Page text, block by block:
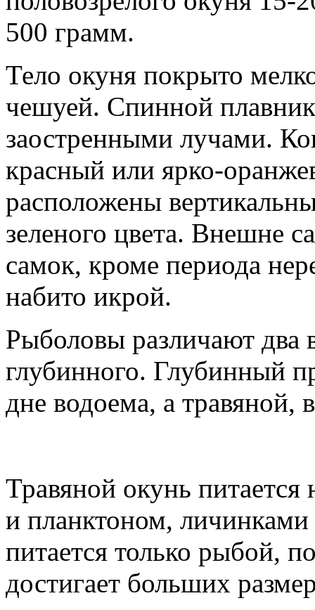
500 грамм.
Тело окуня покрыто
чешуей. Спинной
заостренными лучами.
красный или ярко-
расположены
зеленого цвета. Внешне
самок, кроме периода
набито икрой.
Рыболовы различают два
глубинного. Глубинный
дне водоема, а травяной,
Травяной окунь
и планктоном,
питается только рыбой,
достигает больших